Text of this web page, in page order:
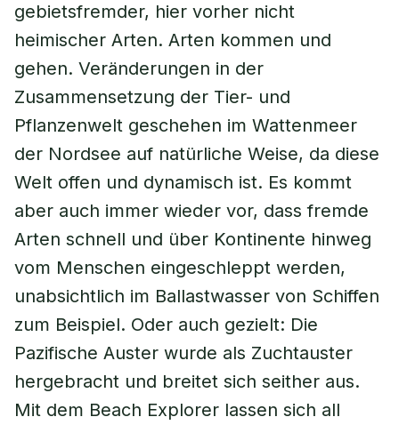
gebietsfremder, hier vorher nicht
heimischer Arten. Arten kommen und
gehen. Veränderungen in der
Zusammensetzung der Tier- und
Pflanzenwelt geschehen im Wattenmeer
der Nordsee auf natürliche Weise, da diese
Welt offen und dynamisch ist. Es kommt
aber auch immer wieder vor, dass fremde
Arten schnell und über Kontinente hinweg
vom Menschen eingeschleppt werden,
unabsichtlich im Ballastwasser von Schiffen
zum Beispiel. Oder auch gezielt: Die
Pazifische Auster wurde als Zuchtauster
hergebracht und breitet sich seither aus.
Mit dem Beach Explorer lassen sich all